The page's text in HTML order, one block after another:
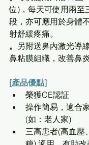
位)，每天可使用兩至
段，亦可應用於身體
射舒緩疼痛。
。 另附送鼻內激光導
鼻粘膜組織，改善鼻
[產品優點]
榮獲CE認証
操作簡易，適合
(如：老人家)
三高患者(高血壓